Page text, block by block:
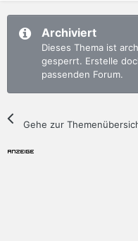
Archiviert
Dieses Thema ist
gesperrt. Erstelle
passenden Forum.
Gehe zur